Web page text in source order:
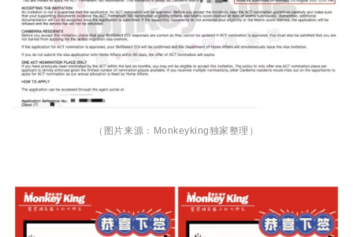
（图片来源：Monkeyking独家整理）